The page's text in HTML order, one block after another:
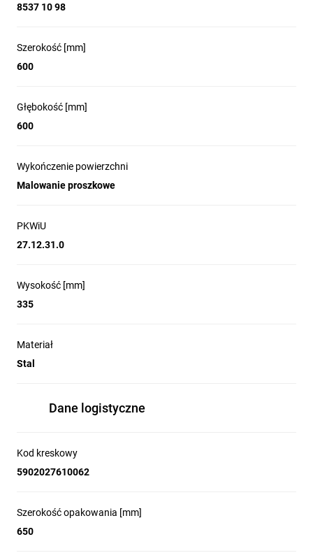
8537 10 98
Szerokość [mm]
600
Głębokość [mm]
600
Wykończenie powierzchni
Malowanie proszkowe
PKWiU
27.12.31.0
Wysokość [mm]
335
Materiał
Stal
Dane logistyczne
Kod kreskowy
5902027610062
Szerokość opakowania [mm]
650